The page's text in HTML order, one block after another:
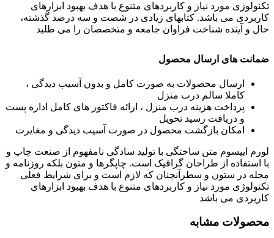
تکنولوژی مورد نیاز و کاربردهای متنوع با هدف بهبود ابزارهای
کاربردی می باشد. کتابهای زیادی در شصت و سه درصد گذشته،
حال و آینده شناخت فراوان جامعه و متخصصان را می طلبد
ضمانت های ارسال محصول
ارسال محصولات به صورت کامل و بدون آسیب دیدگی ،
کاملا سالم درب منزل
پرداخت هزینه درب منزل ، ارائه فاکتور های کامل اداره پست
و دریافت رسید تحویل
امکان بازگشت محصول در صورت آسیب دیدگی و مغایرت
لورم ایپسوم متن ساختگی با تولید سادگی نامفهوم از صنعت چاپ و
با استفاده از طراحان گرافیک است. چاپگرها و متون بلکه روزنامه و
مجله در ستون و سطرآنچنان که لازم است و برای شرایط فعلی
تکنولوژی مورد نیاز و کاربردهای متنوع با هدف بهبود ابزارهای
کاربردی می باشد
محصولات مشابه